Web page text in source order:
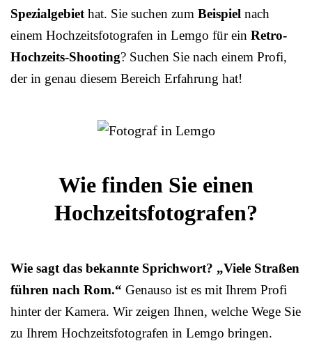
Spezialgebiet hat. Sie suchen zum Beispiel nach
einem Hochzeitsfotografen in Lemgo für ein Retro-
Hochzeits-Shooting? Suchen Sie nach einem Profi,
der in genau diesem Bereich Erfahrung hat!
Wie finden Sie einen
Hochzeitsfotografen?
Wie sagt das bekannte Sprichwort? „Viele Straßen
führen nach Rom.“ Genauso ist es mit Ihrem Profi
hinter der Kamera. Wir zeigen Ihnen, welche Wege Sie
zu Ihrem Hochzeitsfotografen in Lemgo bringen.